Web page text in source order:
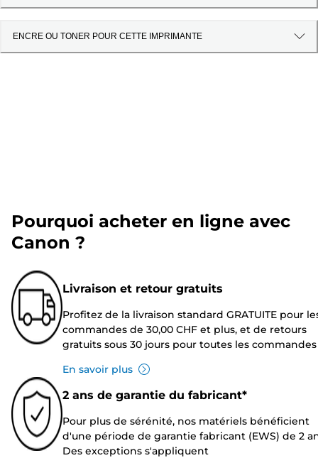
ENCRE OU TONER POUR CETTE IMPRIMANTE
Pourquoi acheter en ligne avec
Canon ?
Livraison et retour gratuits
Profitez de la livraison standard GRATUITE pour
commandes de 30,00 CHF et plus, et de retours
gratuits sous 30 jours pour toutes les commandes
En savoir plus
2 ans de garantie du fabricant*
Pour plus de sérénité, nos matériels bénéficient
d'une période de garantie fabricant (EWS) de 2
Des exceptions s'appliquent